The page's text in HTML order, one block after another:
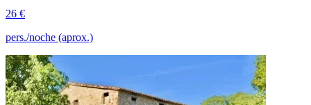
26 €
pers./noche (aprox.)